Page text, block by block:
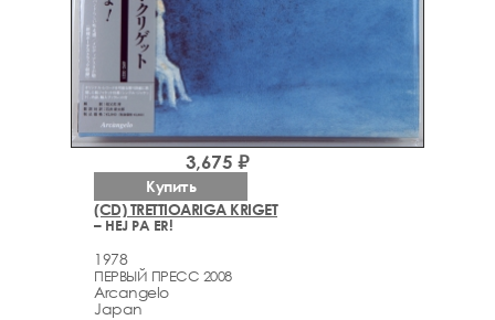
(CD) TRETTIOARIGA KRIGET
– HEJ PA ER!
1978
ПЕРВЫЙ ПРЕСС 2008
Arcаngelo
Japan
3,675 ₽
Купить